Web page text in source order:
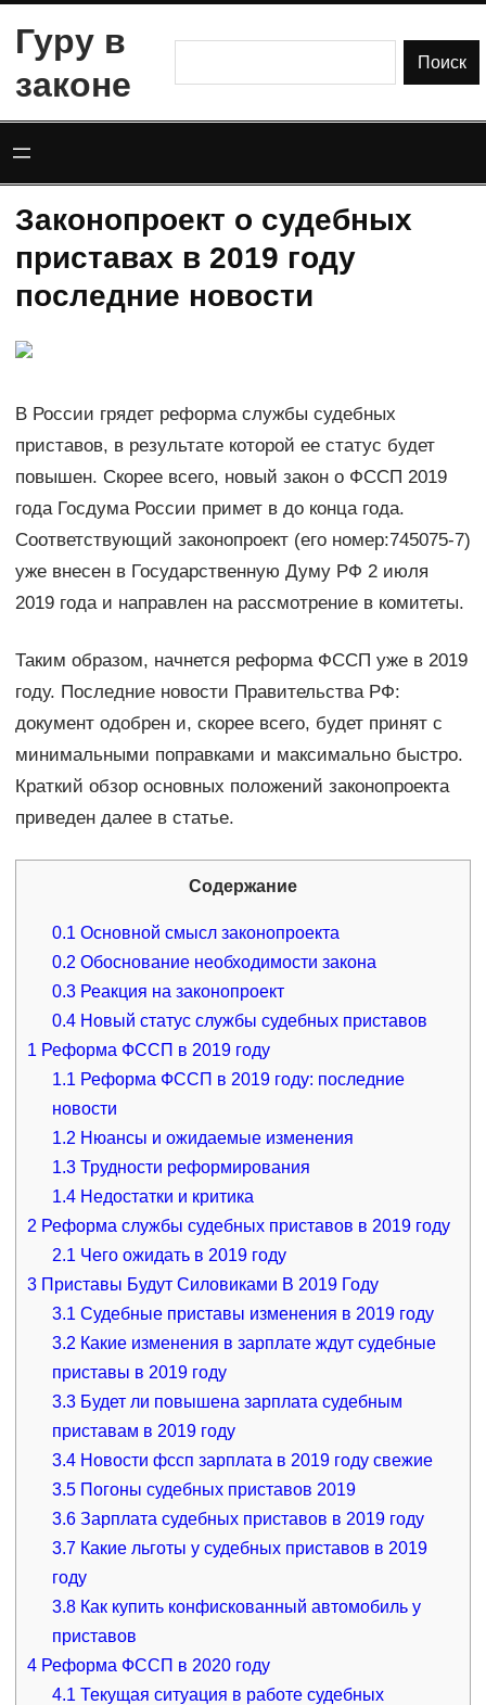
содержимому
Гуру в
законе
Поиск
Законопроект о судебных
приставах в 2019 году
последние новости
В России грядет реформа службы судебных
приставов, в результате которой ее статус будет
повышен. Скорее всего, новый закон о ФССП 2019
года Госдума России примет в до конца года.
Соответствующий законопроект (его номер:745075-7)
уже внесен в Государственную Думу РФ 2 июля
2019 года и направлен на рассмотрение в комитеты.
Таким образом, начнется реформа ФССП уже в 2019
году. Последние новости Правительства РФ:
документ одобрен и, скорее всего, будет принят с
минимальными поправками и максимально быстро.
Краткий обзор основных положений законопроекта
приведен далее в статье.
Содержание
0.1 Основной смысл законопроекта
0.2 Обоснование необходимости закона
0.3 Реакция на законопроект
0.4 Новый статус службы судебных приставов
1 Реформа ФССП в 2019 году
1.1 Реформа ФССП в 2019 году: последние
новости
1.2 Нюансы и ожидаемые изменения
1.3 Трудности реформирования
1.4 Недостатки и критика
2 Реформа службы судебных приставов в 2019 году
2.1 Чего ожидать в 2019 году
3Приставы Будут Силовиками В 2019 Году
3.1 Судебные приставы изменения в 2019 году
3.2 Какие изменения в зарплате ждут судебные
приставы в 2019 году
3.3 Будет ли повышена зарплата судебным
приставам в 2019 году
3.4 Новости фссп зарплата в 2019 году свежие
3.5 Погоны судебных приставов 2019
3.6 Зарплата судебных приставов в 2019 году
3.7 Какие льготы у судебных приставов в 2019
году
3.8 Как купить конфискованный автомобиль у
приставов
4Реформа ФССП в 2020 году
4.1 Текущая ситуация в работе судебных